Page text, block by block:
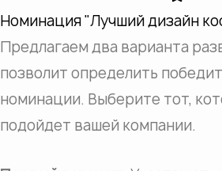
Номинация "Лучший дизайн
Предлагаем два варианта
позволит определить
номинации. Выберите тот,
подойдет вашей компании.